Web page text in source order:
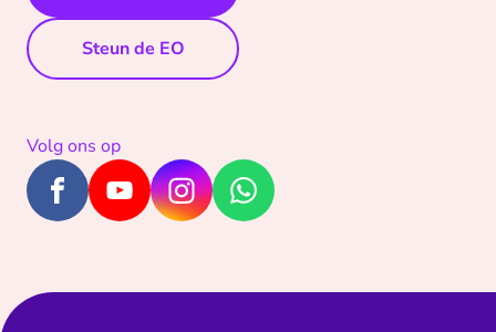
Steun de EO
Volg ons op